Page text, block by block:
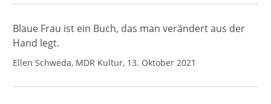
Blaue Frau ist ein Buch, das man verändert aus der
Hand legt.
Ellen Schweda, MDR Kultur, 13. Oktober 2021